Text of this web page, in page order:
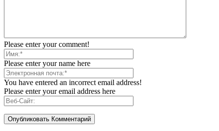
Please enter your comment!
Please enter your name here
You have entered an incorrect email address!
Please enter your email address here